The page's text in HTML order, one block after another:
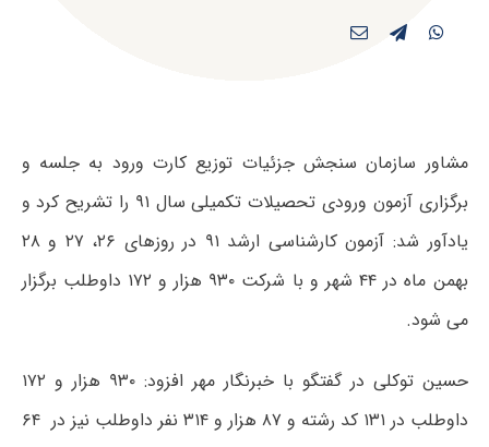
مشاور سازمان‌ سنجش جزئیات توزیع کارت ورود به جلسه و
برگزاری آزمون‌ ورودی‌ تحصیلات‌ تکمیلی‌ سال ۹۱ را تشریح کرد و
یادآور شد: آزمون کارشناسی ارشد ۹۱ در روزهای ۲۶، ۲۷ و ۲۸
بهمن ماه در ۴۴ شهر و با شرکت ۹۳۰ هزار و ۱۷۲ داوطلب برگزار
می شود.
حسین توکلی در گفتگو با خبرنگار مهر افزود: ۹۳۰ هزار و ۱۷۲
داوطلب در ۱۳۱ کد رشته و ۸۷ هزار و ۳۱۴ نفر داوطلب نیز در ۶۴